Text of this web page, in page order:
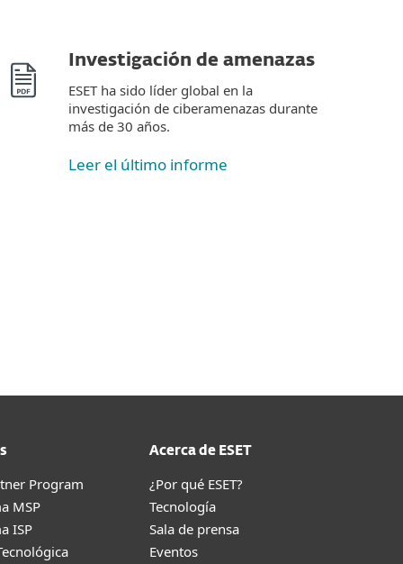
Investigación de amenazas
ESET ha sido líder global en la
investigación de ciberamenazas durante
más de 30 años.
Leer el último informe
Program
MSP
ISP
Acerca de ESET
¿Por qué ESET?
Tecnología
Sala de prensa
Eventos